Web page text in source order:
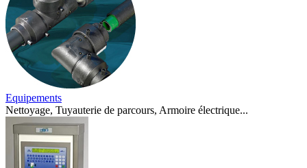
Equipements
Nettoyage, Tuyauterie de parcours, Armoire électrique...